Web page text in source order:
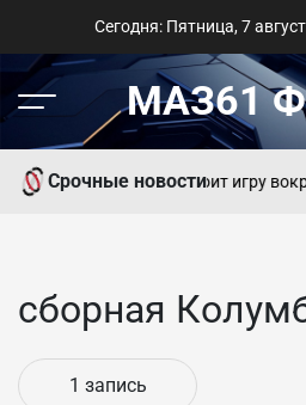
содержимому
Сегодня: Пятница, 7
Меню МАЗ61
Срочные новости
Балаге: Скалони строит игру
сборная
1 запись